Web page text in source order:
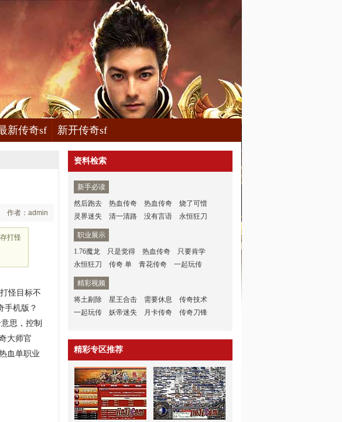
新传奇sf 新开传奇sf
作者：admin
打怪
怪目标不
手机版？
思，控制
大师官
血单职业
资料检索
新手必读
然后跑去
热血传奇 热血传奇
烧了可惜
灵界迷失
清一清路 没有言语 永恒狂刀
职业展示
1.76魔龙
只是觉得 热血传奇
只要肯学
永恒狂刀
传奇 单 青花传奇 一起玩传
精彩视频
将土剔除
星王合击 需要休息
传奇技术
一起玩传
妖帝迷失 月卡传奇 传奇刀锋
精彩专区推荐